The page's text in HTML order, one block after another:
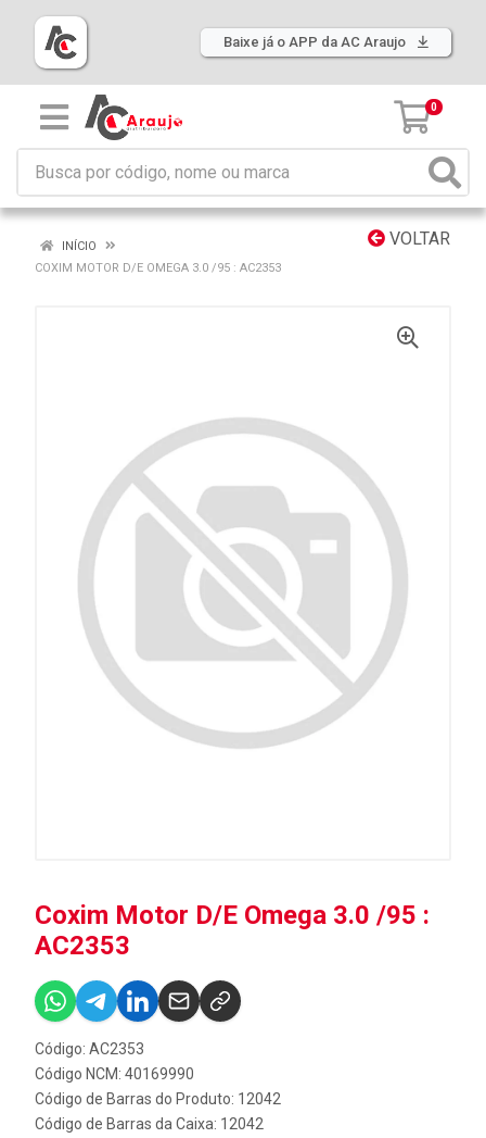
Baixe já o APP da AC Araujo
0
VOLTAR
INÍCIO
COXIM MOTOR D/E OMEGA 3.0 /95 : AC2353
Coxim Motor D/E Omega 3.0 /95 :
AC2353
Código: AC2353
Código NCM: 40169990
Código de Barras do Produto: 12042
Código de Barras da Caixa: 12042